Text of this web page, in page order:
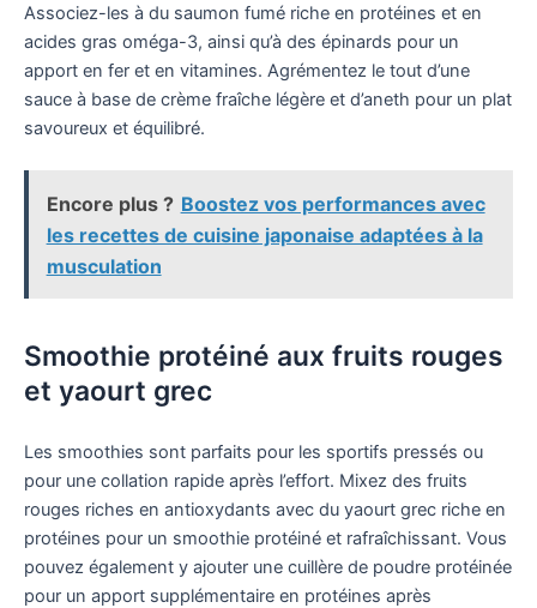
Associez-les à du saumon fumé riche en protéines et en
acides gras oméga-3, ainsi qu’à des épinards pour un
apport en fer et en vitamines. Agrémentez le tout d’une
sauce à base de crème fraîche légère et d’aneth pour un plat
savoureux et équilibré.
Encore plus ? Boostez vos performances avec
les recettes de cuisine japonaise adaptées à la
musculation
Smoothie protéiné aux fruits rouges
et yaourt grec
Les smoothies sont parfaits pour les sportifs pressés ou
pour une collation rapide après l’effort. Mixez des fruits
rouges riches en antioxydants avec du yaourt grec riche en
protéines pour un smoothie protéiné et rafraîchissant. Vous
pouvez également y ajouter une cuillère de poudre protéinée
pour un apport supplémentaire en protéines après